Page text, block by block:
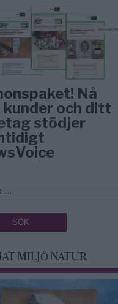
Nå
kunder och ditt
stödjer
MILJÖ NATUR